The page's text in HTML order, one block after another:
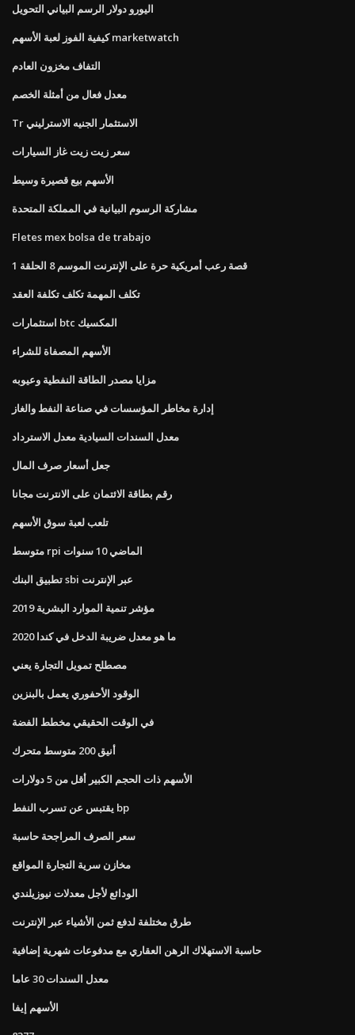
اليورو دولار الرسم البياني التحويل
كيفية الفوز لعبة الأسهم marketwatch
التفاف مخزون العادم
معدل فعال من أمثلة الخصم
Tr الاستثمار الجنيه الاسترليني
سعر زيت زيت غاز السيارات
الأسهم بيع قصيرة وسيط
مشاركة الرسوم البيانية في المملكة المتحدة
Fletes mex bolsa de trabajo
قصة رعب أمريكية حرة على الإنترنت الموسم 8 الحلقة 1
تكلف المهمة تكلف تكلفة العقد
استثمارات btc المكسيك
الأسهم المصفاة للشراء
مزايا مصدر الطاقة النفطية وعيوبه
إدارة مخاطر المؤسسات في صناعة النفط والغاز
معدل السندات السيادية معدل الاسترداد
جعل أسعار صرف المال
رقم بطاقة الائتمان على الانترنت مجانا
تلعب لعبة سوق الأسهم
متوسط ​​rpi الماضي 10 سنوات
تطبيق البنك sbi عبر الإنترنت
مؤشر تنمية الموارد البشرية 2019
ما هو معدل ضريبة الدخل في كندا 2020
مصطلح تمويل التجارة يعني
الوقود الأحفوري يعمل بالبنزين
في الوقت الحقيقي مخطط الفضة
أنيق 200 متوسط ​​متحرك
الأسهم ذات الحجم الكبير أقل من 5 دولارات
يقتبس عن تسرب النفط bp
سعر الصرف المراجحة حاسبة
مخازن سرية التجارة المواقع
الودائع لأجل معدلات نيوزيلندي
طرق مختلفة لدفع ثمن الأشياء عبر الإنترنت
حاسبة الاستهلاك الرهن العقاري مع مدفوعات شهرية إضافية
معدل السندات 30 عاما
الأسهم إيفا